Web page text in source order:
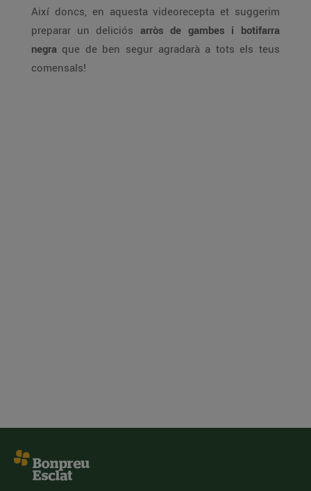
Així doncs, en aquesta videorecepta et suggerim
preparar un deliciós arròs de gambes i botifarra
negra que de ben segur agradarà a tots els teus
comensals!